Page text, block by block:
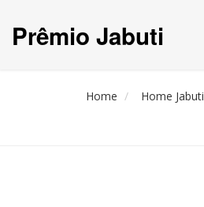
Prêmio Jabuti
Home Home Jabuti